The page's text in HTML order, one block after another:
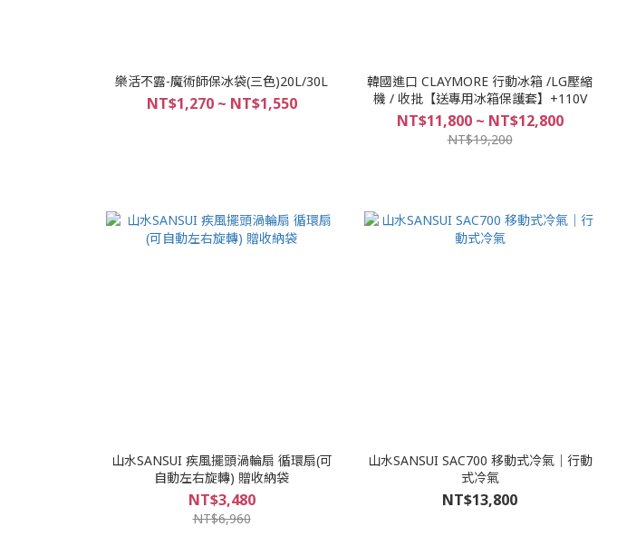
樂活不露-魔術師保冰袋(三色)20L/30L
NT$1,270 ~ NT$1,550
韓國進口 CLAYMORE 行動冰箱 /LG壓縮
機 / 收批【送專用冰箱保護套】+110V
NT$11,800 ~ NT$12,800
NT$19,200
山水SANSUI 疾風擺頭渦輪扇 循環扇(可
自動左右旋轉) 贈收納袋
NT$3,480
NT$6,960
山水SANSUI SAC700 移動式冷氣｜行動
式冷氣
NT$13,800